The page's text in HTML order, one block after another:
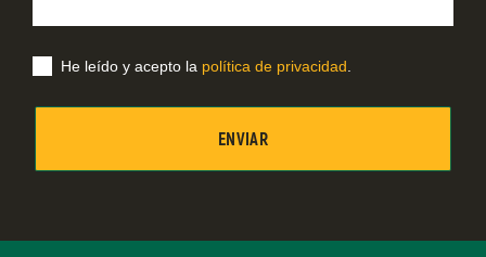
correo
electrónico
He leído y acepto la política de privacidad